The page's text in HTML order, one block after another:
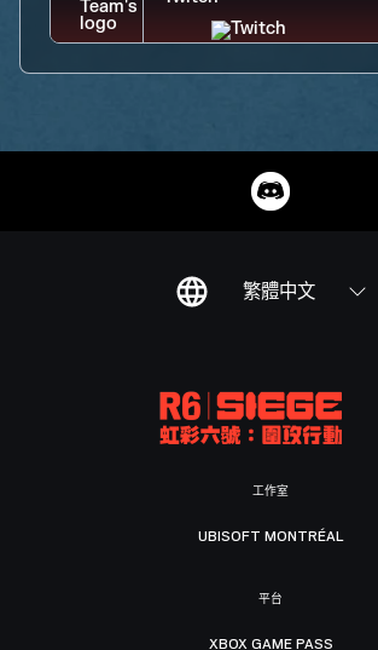
繁體中文
工作室
UBISOFT MONTRÉAL
平台
XBOX GAME PASS